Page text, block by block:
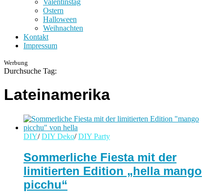
Ostern
Halloween
Weihnachten
Kontakt
Impressum
Werbung
Durchsuche Tag:
Lateinamerika
DIY/ DIY Deko/ DIY Party
Sommerliche Fiesta mit der
limitierten Edition „hella mango
picchu“